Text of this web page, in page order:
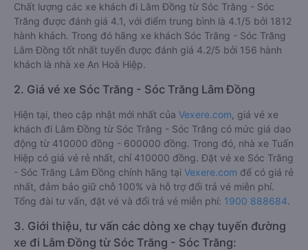
Chất lượng các xe khách đi Lâm Đồng từ Sóc Trăng - Sóc
Trăng được đánh giá 4.1, với điểm trung bình là 4.1/5 bởi 1812
hành khách. Trong đó hãng xe khách Sóc Trăng - Sóc Trăng
Lâm Đồng tốt nhất tuyến được đánh giá 4.2/5 bởi 156 hành
khách là nhà xe An Hoà Hiệp.
2. Giá vé xe Sóc Trăng - Sóc Trăng Lâm Đồng
Hiện tại, theo cập nhật mới nhất của Vexere.com , giá vé xe
khách đi Lâm Đồng từ Sóc Trăng - Sóc Trăng có mức giá dao
động từ 410000 đồng - 600000 đồng. Trong đó, nhà xe Tuấn
Hiệp có giá vé rẻ nhất, chỉ 410000 đồng. Đặt vé xe Sóc Trăng
- Sóc Trăng Lâm Đồng chính hãng tại Vexere.com để có giá rẻ
nhất, đảm bảo giữ chỗ 100% và hỗ trợ đổi trả vé miễn phí.
Tổng đài tư vấn, đặt vé và đổi trả vé miễn phí: 1900 888684.
3. Giới thiệu, tư vấn các dòng xe chạy tuyến đường
xe đi Lâm Đồng từ Sóc Trăng - Sóc Trăng: